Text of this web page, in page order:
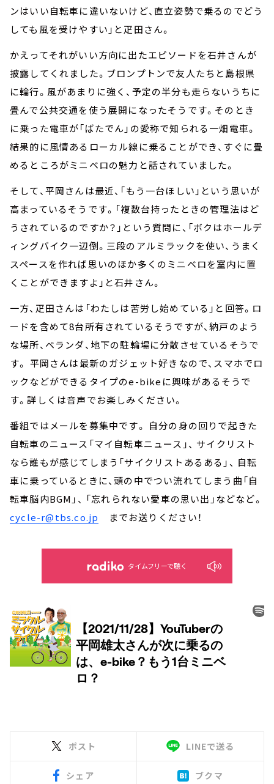
ンはいい自転車に違いないけど、直立姿勢で乗るのでどう
しても風を受けやすい」と疋田さん。
かえってそれがいい方向に出たエピソードを石井さんが
披露してくれました。ブロンプトンで友人たちと島根県
に輪行。風があまりに強く、予定の半分も走らないうちに
畳んで公共交通を使う展開になったそうです。そのとき
に乗った電車が「ばたでん」の愛称で知られる一畑電車。
結果的に風情あるローカル線に乗ることができ、すぐに畳
めるところがミニベロの魅力と話されていました。
そして、平岡さんは最近、「もう一台ほしい」という思いが
高まっているそうです。「複数台持ったときの管理法はど
うされているのですか？」という質問に、「ボクはホールデ
ィングバイク一辺倒。三段のアルミラックを使い、うまく
スペースを作れば思いのほか多くのミニベロを室内に置
くことができますよ」と石井さん。
一方、疋田さんは「わたしは苦労し始めている」と回答。ロ
ードを含めて8台所有されているそうですが、納戸のよう
な場所、ベランダ、地下の駐輪場に分散させているそうで
す。 平岡さんは最新のガジェット好きなので、スマホでロ
ックなどができるタイプのe-bikeに興味があるそうで
す。詳しくは音声でお楽しみください。
番組ではメールを募集中です。 自分の身の回りで起きた
自転車のニュース「マイ自転車ニュース」、 サイクリスト
なら誰もが感じてしまう「サイクリストあるある」、 自転
車に乗っているときに、頭の中でつい流れてしまう曲「自
転車脳内BGM」、 「忘れられない愛車の思い出」などなど。
cycle-r@tbs.co.jp
までお送りください！
タイムフリーで聴く
ポスト LINEで送る
シェア ブクマ